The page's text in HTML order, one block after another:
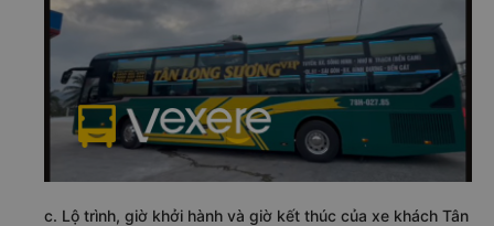
c. Lộ trình, giờ khởi hành và giờ kết thúc của xe khách Tân